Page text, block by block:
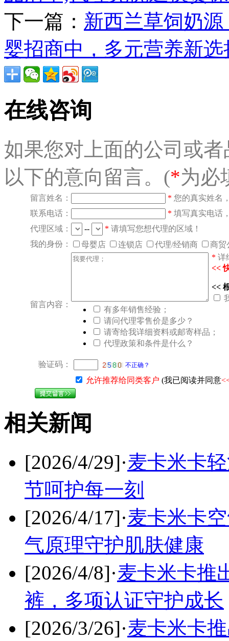
下一篇： 新西兰草饲奶
婴招商中，多元营养新选
在线咨询
如果您对上面的公司或
以下的意向留言。(*为必
留言姓名： * 您的真实姓名
联系电话：
* 填写真实电话
代理区域：
-- * 请填写您想代理的区域！
我的身份：
母婴店 连锁店 代理/经销商 商贸
留言内容：
* 详
<<
<<
有多年销售经验；
请问代理零售价是多少？
请寄给我详细资料或邮寄样品；
代理政策和条件是什么？
验证码： 不正确？
允许推荐给同类客户 (我已阅读并同意
相关新闻
[2026/4/29]·麦卡米卡
节呵护每一刻
[2026/4/17]·麦卡米卡
气原理守护肌肤健康
[2026/4/8]·麦卡米卡推
裤，多项认证守护成长
[2026/3/26]·麦卡米卡